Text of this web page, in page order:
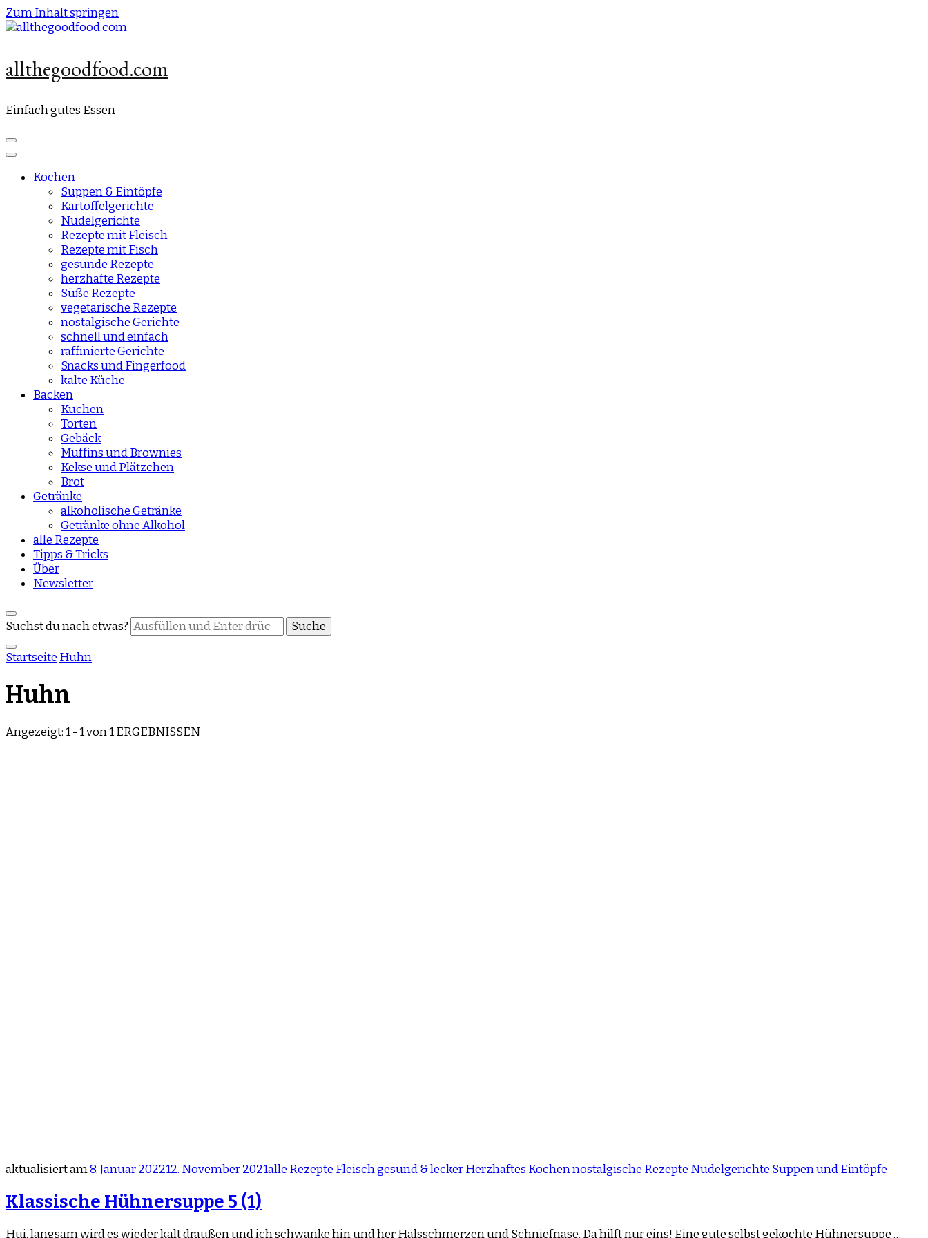
Zum Inhalt springen
allthegoodfood.com
Einfach gutes Essen
Kochen
Suppen & Eintöpfe
Kartoffelgerichte
Nudelgerichte
Rezepte mit Fleisch
Rezepte mit Fisch
gesunde Rezepte
herzhafte Rezepte
Süße Rezepte
vegetarische Rezepte
nostalgische Gerichte
schnell und einfach
raffinierte Gerichte
Snacks und Fingerfood
kalte Küche
Backen
Kuchen
Torten
Gebäck
Muffins und Brownies
Kekse und Plätzchen
Brot
Getränke
alkoholische Getränke
Getränke ohne Alkohol
alle Rezepte
Tipps & Tricks
Über
Newsletter
Suchst du nach etwas?
Startseite Huhn
Huhn
Angezeigt: 1 - 1 von 1 ERGEBNISSEN
aktualisiert am8. Januar 202212. November 2021alle Rezepte Fleischgesund & leckerHerzhaftes Kochennostalgische Rezepte Nudelgerichte Suppen und Eintöpfe
Klassische Hühnersuppe 5 (1)
Hui, langsam wird es wieder kalt draußen und ich schwanke hin und her Halsschmerzen und Schniefnase. Da hilft nur eins! Eine gute selbst gekochte Hühnersuppe …